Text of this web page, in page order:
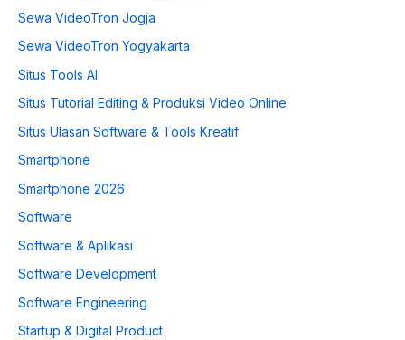
Sewa VideoTron Jogja
Sewa VideoTron Yogyakarta
Situs Tools AI
Situs Tutorial Editing & Produksi Video Online
Situs Ulasan Software & Tools Kreatif
Smartphone
Smartphone 2026
Software
Software & Aplikasi
Software Development
Software Engineering
Startup & Digital Product